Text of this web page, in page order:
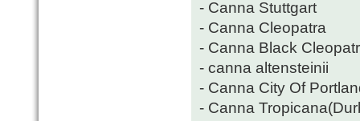
- Canna Stuttgart
- Canna Cleopatra
- Canna Black
- canna altensteinii
- Canna City Of
- Canna